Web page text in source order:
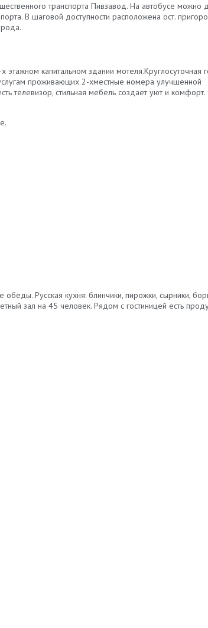
транспорта Пивзавод. На автобусе можно
В шаговой доступности расположена ост.
капитальном здании мотеля.Круглосуточная
проживающих 2-хместные номера улучшенной
телевизор, стильная мебель создает уют и комфорт.
Русская кухня: блинчики, пирожки, сырники,
зал на 45 человек. Рядом с гостиницей есть